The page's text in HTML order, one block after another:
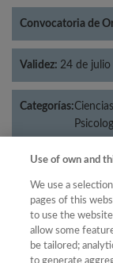
Convocatoria de
Validez: 24 de julio
Categorías:
Año
Use of own and
We use a
pages of this
to use the
allow some
be tailored;